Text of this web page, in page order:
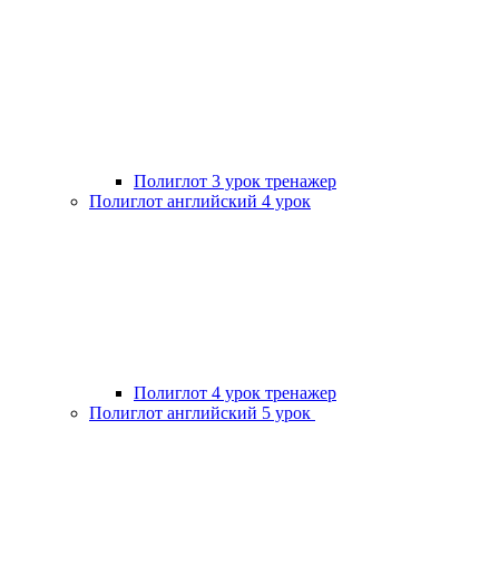
Полиглот 3 урок тренажер
Полиглот английский 4 урок
Полиглот 4 урок тренажер
Полиглот английский 5 урок